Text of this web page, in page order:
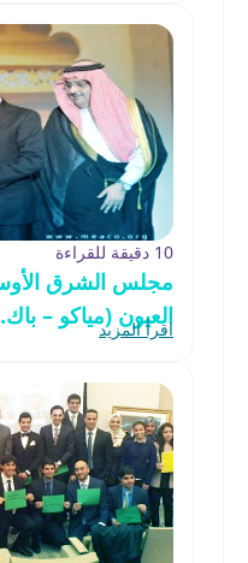
10 دقيقة للقراءة
مجلس الشرق
العيون (مياكو –
اقرأ المزيد